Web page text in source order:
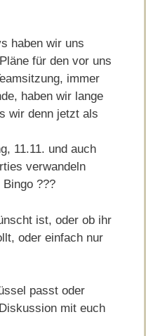
haben wir uns
für den vor uns
immer
haben wir lange
wir denn jetzt als
11.11. und auch
verwandeln
???
ist, oder ob ihr
oder einfach nur
passt oder
mit euch